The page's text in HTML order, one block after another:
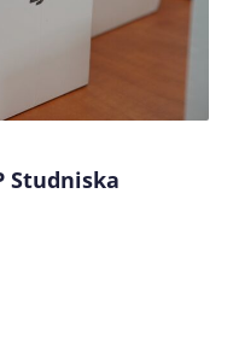
Studniska